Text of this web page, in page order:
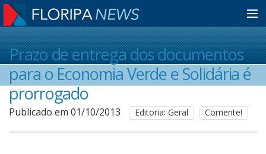
Home
Notícias
Prazo de entrega dos documentos
para o Economia Verde e Solidária é
prorrogado
Publicado em 01/10/2013 Editoria: Geral Comente!